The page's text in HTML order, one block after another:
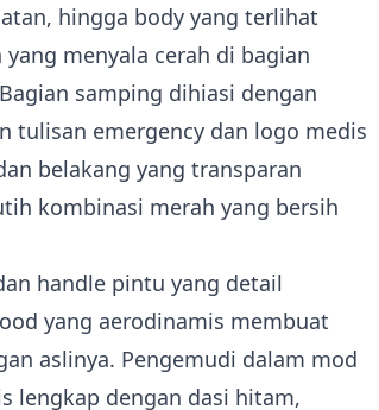
hingga body yang terlihat
menyala cerah di bagian
samping dihiasi dengan
tulisan emergency dan logo medis
belakang yang transparan
kombinasi merah yang bersih
handle pintu yang detail
yang aerodinamis membuat
aslinya. Pengemudi dalam mod
lengkap dengan dasi hitam,